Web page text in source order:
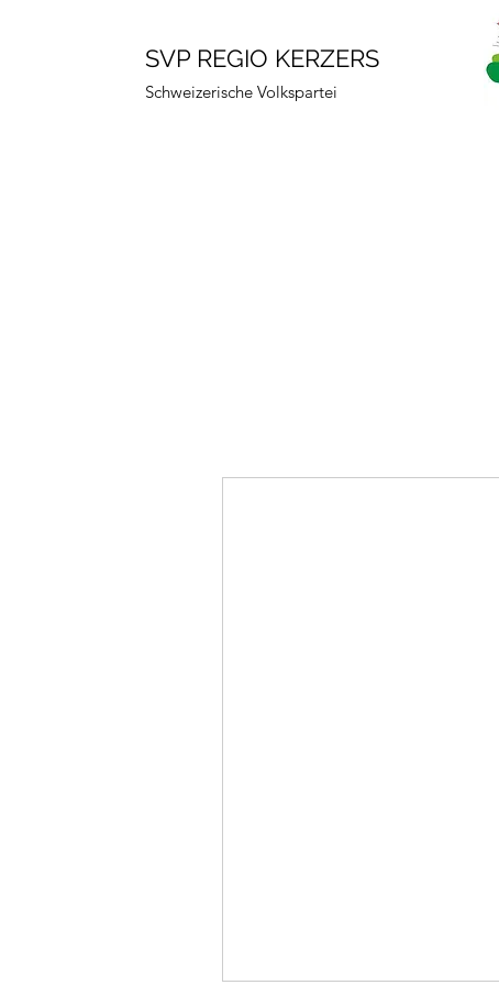
SVP REGIO KERZERS
Schweizerische Volkspartei